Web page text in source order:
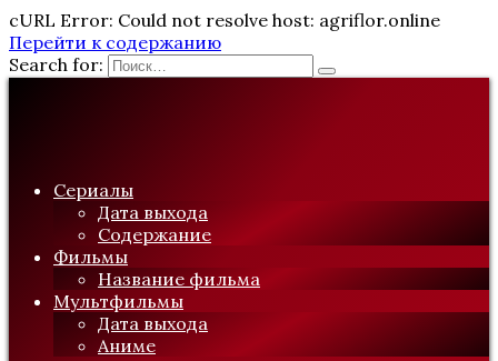
cURL Error: Could not resolve host: agriflor.online
Перейти к содержанию
Search for:
Сериалы
Дата выхода
Содержание
Фильмы
Название фильма
Мультфильмы
Дата выхода
Аниме